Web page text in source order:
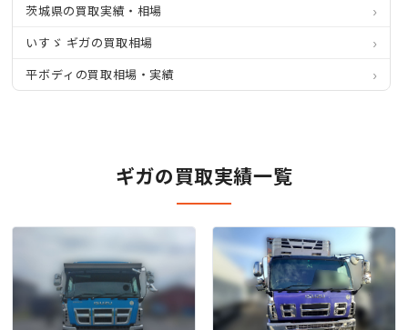
茨城県の買取実績・相場
いすゞ ギガの買取相場
平ボディの買取相場・実績
ギガの買取実績一覧